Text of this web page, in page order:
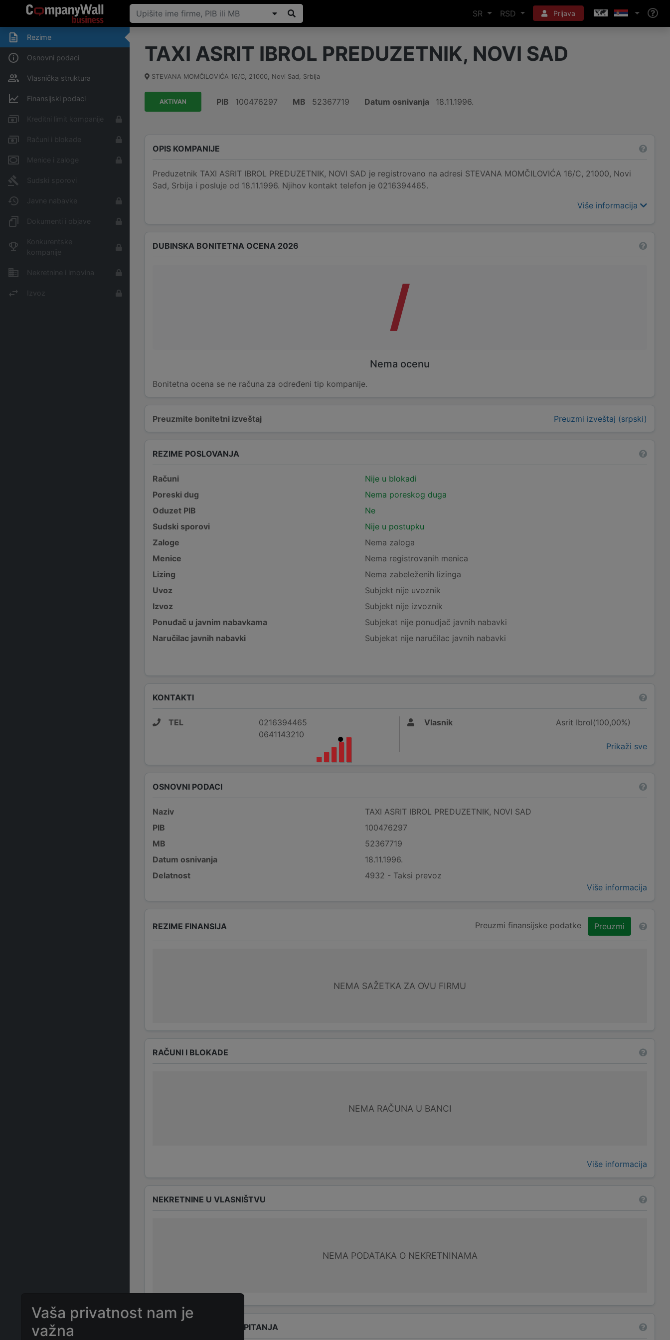
SR RSD Prijava
Rezime
Osnovni podaci
Vlasnička struktura
Finansijski podaci
Kreditni limit kompanije
Računi i blokade
Menice i zaloge
Sudski sporovi
Javne nabavke
Dokumenti i objave
Konkurentske
kompanije
Nekretnine i imovina
Izvoz
TAXI ASRIT IBROL PREDUZETNIK, NOVI SAD
STEVANA MOMČILOVIĆA 16/C, 21000, Novi Sad, Srbija
AKTIVAN PIB 100476297 MB 52367719 Datum osnivanja 18.11.1996.
OPIS KOMPANIJE
Preduzetnik TAXI ASRIT IBROL PREDUZETNIK, NOVI SAD je registrovano na adresi STEVANA MOMČILOVIĆA 16/C, 21000, Novi
Sad, Srbija i posluje od 18.11.1996. Njihov kontakt telefon je 0216394465.
Više informacija
Preuzmite bonitetni izveštaj Preuzmi izveštaj (srpski)
DUBINSKA BONITETNA OCENA 2026
/
Nema ocenu
Bonitetna ocena se ne računa za određeni tip kompanije.
REZIME POSLOVANJA
Računi
Nije u blokadi
Poreski dug
Nema poreskog duga
Oduzet PIB
Ne
Sudski sporovi
Nije u postupku
Zaloge
Nema zaloga
Menice
Nema registrovanih menica
Lizing
Nema zabeleženih lizinga
Uvoz
Subjekt nije uvoznik
Izvoz
Subjekt nije izvoznik
Ponuđač u javnim nabavkama
Subjekat nije ponudjač javnih nabavki
Naručilac javnih nabavki
Subjekat nije naručilac javnih nabavki
KONTAKTI
TEL
0216394465
0641143210
Vlasnik Asrit Ibrol(100,00%)
Prikaži sve
OSNOVNI PODACI
Naziv
TAXI ASRIT IBROL PREDUZETNIK, NOVI SAD
PIB
100476297
MB
52367719
Datum osnivanja
18.11.1996.
Delatnost
4932 - Taksi prevoz
Više informacija
REZIME FINANSIJA Preuzmi finansijske podatke Preuzmi
NEMA SAŽETKA ZA OVU FIRMU
RAČUNI I BLOKADE
NEMA RAČUNA U BANCI
Više informacija
NEKRETNINE U VLASNIŠTVU
NEMA PODATAKA O NEKRETNINAMA
ČESTO POSTAVLJANA PITANJA
Vaša privatnost nam je
važna